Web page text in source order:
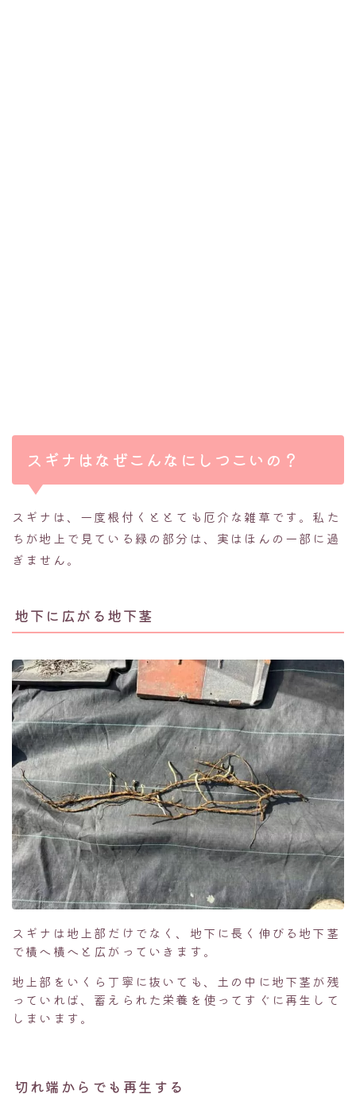
スギナはなぜこんなにしつこいの？
スギナは、一度根付くととても厄介な雑草です。私た
ちが地上で見ている緑の部分は、実はほんの一部に過
ぎません。
地下に広がる地下茎
スギナは地上部だけでなく、地下に長く伸びる地下茎
で横へ横へと広がっていきます。
地上部をいくら丁寧に抜いても、土の中に地下茎が残
っていれば、蓄えられた栄養を使ってすぐに再生して
しまいます。
切れ端からでも再生する